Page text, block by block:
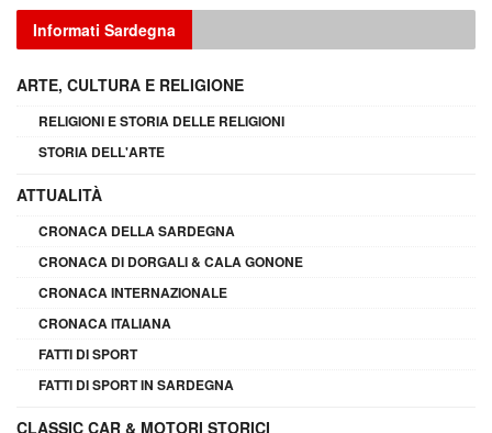
Informati Sardegna
ARTE, CULTURA E RELIGIONE
RELIGIONI E STORIA DELLE RELIGIONI
STORIA DELL'ARTE
ATTUALITÀ
CRONACA DELLA SARDEGNA
CRONACA DI DORGALI & CALA GONONE
CRONACA INTERNAZIONALE
CRONACA ITALIANA
FATTI DI SPORT
FATTI DI SPORT IN SARDEGNA
CLASSIC CAR & MOTORI STORICI